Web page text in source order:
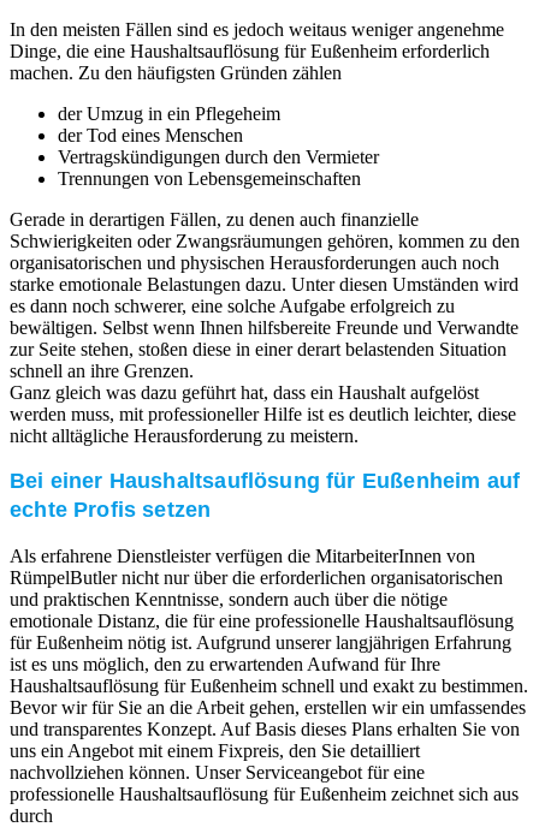
In den meisten Fällen sind es jedoch weitaus weniger angenehme
Dinge, die eine Haushaltsauflösung für Eußenheim erforderlich
machen. Zu den häufigsten Gründen zählen
der Umzug in ein Pflegeheim
der Tod eines Menschen
Vertragskündigungen durch den Vermieter
Trennungen von Lebensgemeinschaften
Gerade in derartigen Fällen, zu denen auch finanzielle
Schwierigkeiten oder Zwangsräumungen gehören, kommen zu den
organisatorischen und physischen Herausforderungen auch noch
starke emotionale Belastungen dazu. Unter diesen Umständen wird
es dann noch schwerer, eine solche Aufgabe erfolgreich zu
bewältigen. Selbst wenn Ihnen hilfsbereite Freunde und Verwandte
zur Seite stehen, stoßen diese in einer derart belastenden Situation
schnell an ihre Grenzen.
Ganz gleich was dazu geführt hat, dass ein Haushalt aufgelöst
werden muss, mit professioneller Hilfe ist es deutlich leichter, diese
nicht alltägliche Herausforderung zu meistern.
Bei einer Haushaltsauflösung für Eußenheim auf
echte Profis setzen
Als erfahrene Dienstleister verfügen die MitarbeiterInnen von
RümpelButler nicht nur über die erforderlichen organisatorischen
und praktischen Kenntnisse, sondern auch über die nötige
emotionale Distanz, die für eine professionelle Haushaltsauflösung
für Eußenheim nötig ist. Aufgrund unserer langjährigen Erfahrung
ist es uns möglich, den zu erwartenden Aufwand für Ihre
Haushaltsauflösung für Eußenheim schnell und exakt zu bestimmen.
Bevor wir für Sie an die Arbeit gehen, erstellen wir ein umfassendes
und transparentes Konzept. Auf Basis dieses Plans erhalten Sie von
uns ein Angebot mit einem Fixpreis, den Sie detailliert
nachvollziehen können. Unser Serviceangebot für eine
professionelle Haushaltsauflösung für Eußenheim zeichnet sich aus
durch